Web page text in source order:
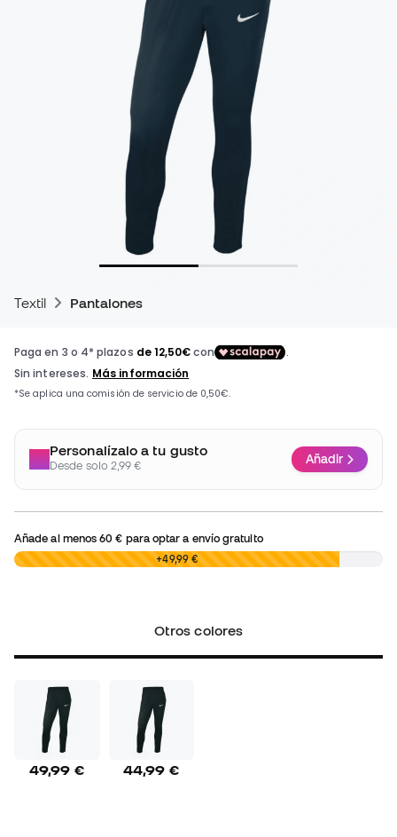
Textil Pantalones
Personalízalo a tu gusto
Desde solo 2,99 € Añadir
Añade al menos60 € para optar a envío gratuito
0,00 € +49,99 €
Otros colores
49,99 € 44,99 €